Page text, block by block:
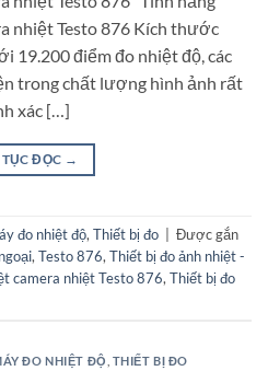
nhiệt Testo 876 Kích thước
19.200 điểm đo nhiệt độ, các
trong chất lượng hình ảnh rất
xác […]
ĐỌC →
đo nhiệt độ,Thiết bị đo
Được gắn
,Testo 876,Thiết bị đo ảnh nhiệt -
camera nhiệt Testo 876,Thiết bị đo
ĐO NHIỆT ĐỘ THIẾT BỊ ĐO